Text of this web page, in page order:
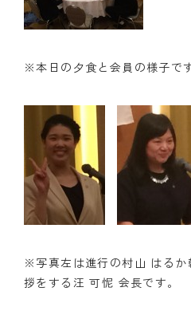
※本日の夕食と会員の様子です
※写真左は進行の村山 はるか
拶をする汪 可怩 会長です。